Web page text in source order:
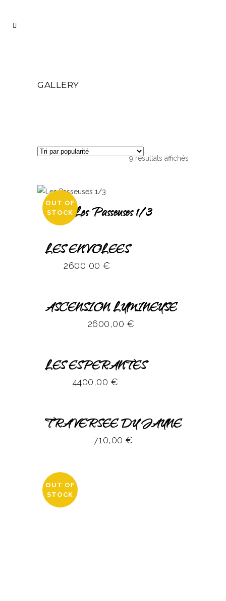
GALLERY
9 résultats affichés
OUT OF
STOCKLes Passeuses 1/3
LES ENVOLEES
2600,00€
ASCENSION LUMINEUSE
2600,00 €
LES ESPERANTES
4400,00 €
TRAVERSEE DU JAUNE
710,00 €
OUT OF
STOCK